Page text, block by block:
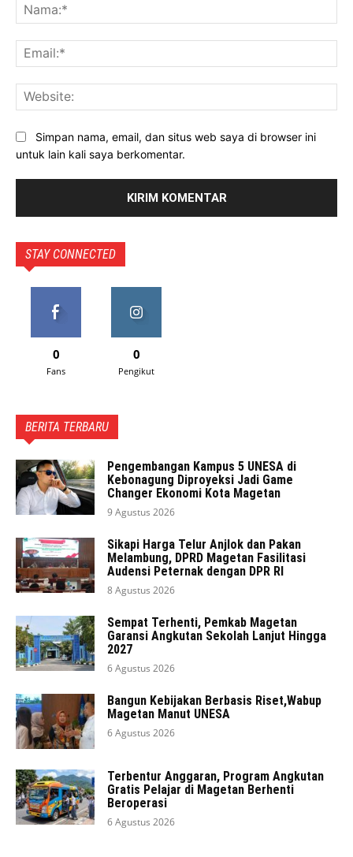
Simpan nama, email, dan situs web saya di browser ini
untuk lain kali saya berkomentar.
STAY CONNECTED
0
Fans
0
Pengikut
BERITA TERBARU
Pengembangan Kampus 5 UNESA di
Kebonagung Diproyeksi Jadi Game
Changer Ekonomi Kota Magetan
9 Agustus 2026
Sikapi Harga Telur Anjlok dan Pakan
Melambung, DPRD Magetan Fasilitasi
Audensi Peternak dengan DPR RI
8 Agustus 2026
Sempat Terhenti, Pemkab Magetan
Garansi Angkutan Sekolah Lanjut Hingga
2027
6 Agustus 2026
Bangun Kebijakan Berbasis Riset,Wabup
Magetan Manut UNESA
6 Agustus 2026
Terbentur Anggaran, Program Angkutan
Gratis Pelajar di Magetan Berhenti
Beroperasi
6 Agustus 2026